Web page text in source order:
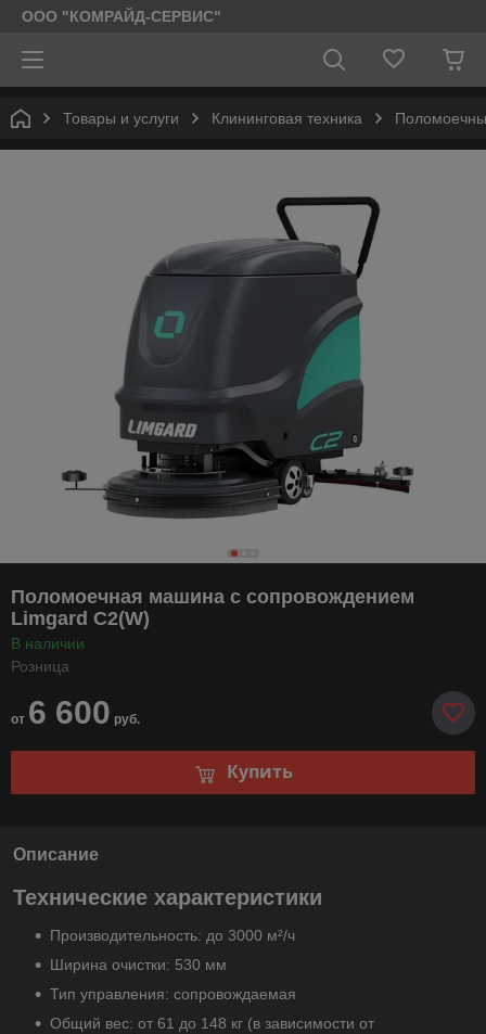
ООО "КОМРАЙД-СЕРВИС"
Товары и услуги Клининговая техника
Поломоечная машина с сопровождением
Limgard C2(W)
В наличии
Розница
от 6 600 руб.
Купить
Описание
Технические характеристики
Производительность: до 3000 м²/ч
Ширина очистки: 530 мм
Тип управления: сопровождаемая
Общий вес: от 61 до 148 кг (в зависимости от